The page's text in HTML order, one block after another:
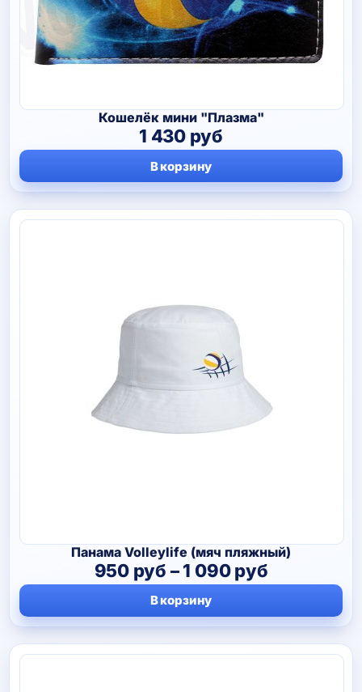
Кошелёк мини "Плазма"
1 430 руб
В корзину
Панама Volleylife (мяч пляжный)
950 руб – 1 090рубДиапазон
цен:
950 руб
–
1
В корзину